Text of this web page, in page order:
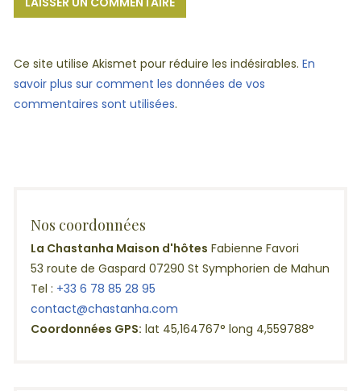
Ce site utilise Akismet pour réduire les indésirables. En
savoir plus sur comment les données de vos
commentaires sont utilisées.
Nos coordonnées
La Chastanha Maison d'hôtes Fabienne Favori
53 route de Gaspard 07290 St Symphorien de Mahun
Tel : +33 6 78 85 28 95
contact@chastanha.com
Coordonnées GPS: lat 45,164767° long 4,559788°